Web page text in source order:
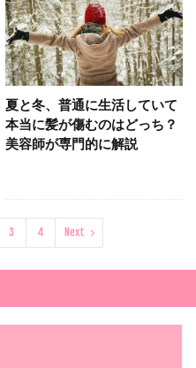
夏と冬、普通に生活していて
本当に髪が傷むのはどっち？
美容師が専門的に解説
3 4 Next